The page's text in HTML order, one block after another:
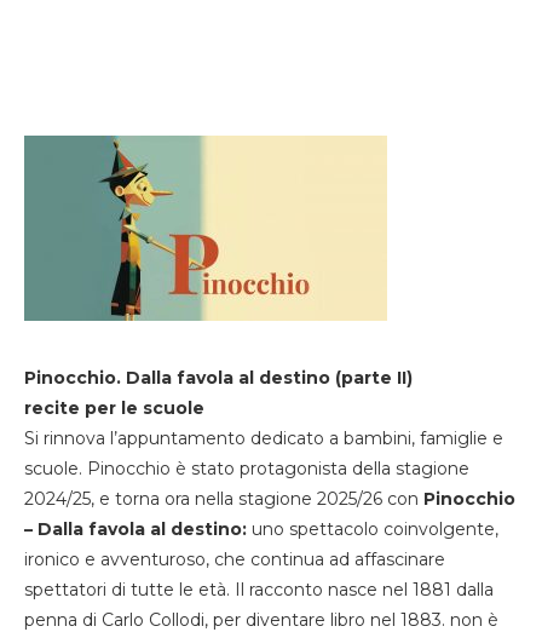
Pinocchio. Dalla favola al destino (parte II)
recite per le scuole
Si rinnova l’appuntamento dedicato a bambini, famiglie e
scuole. Pinocchio è stato protagonista della stagione
2024/25, e torna ora nella stagione 2025/26 con Pinocchio
– Dalla favola al destino: uno spettacolo coinvolgente,
ironico e avventuroso, che continua ad affascinare
spettatori di tutte le età. Il racconto nasce nel 1881 dalla
penna di Carlo Collodi, per diventare libro nel 1883. non è